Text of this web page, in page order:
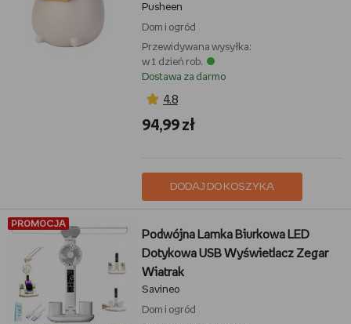
Pusheen
Dom i ogród
Przewidywana wysyłka:
w 1 dzień rob.
Dostawa za darmo
4,8
94,99 zł
DODAJ DO KOSZYKA
PROMOCJA
Podwójna Lamka Biurkowa LED
Dotykowa USB Wyświetlacz Zegar
Wiatrak
Savineo
Dom i ogród